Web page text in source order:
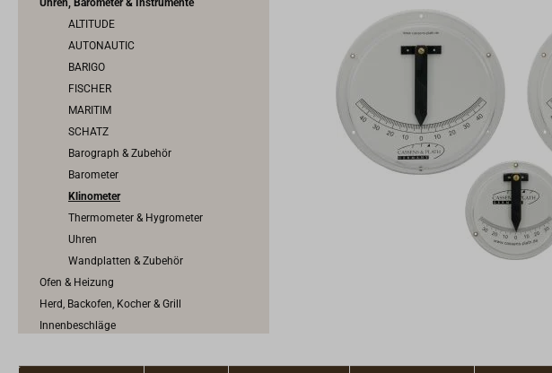
Uhren, Barometer & Instrumente
ALTITUDE
AUTONAUTIC
BARIGO
FISCHER
MARITIM
SCHATZ
Barograph & Zubehör
Barometer
Klinometer
Thermometer & Hygrometer
Uhren
Wandplatten & Zubehör
Ofen & Heizung
Herd, Backofen, Kocher & Grill
Innenbeschläge
Scharniere & Lukenbänder